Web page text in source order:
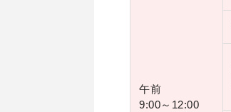
午前
9:00～12:00